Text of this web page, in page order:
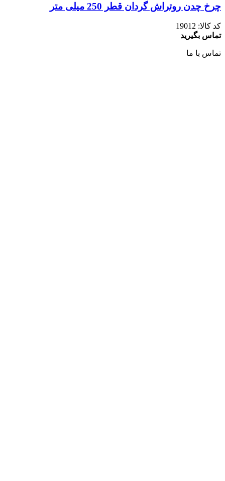
چرخ چدن روتراش گردان قطر 250 میلی متر
کد کالا: 19012
تماس بگیرید
تماس با ما